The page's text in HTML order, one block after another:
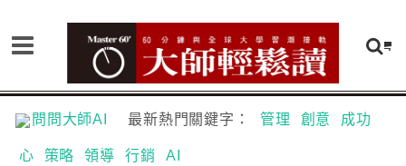
問問大師AI 最新熱門關鍵字： 管理 創意 成功
心 策略 領導 行銷 AI